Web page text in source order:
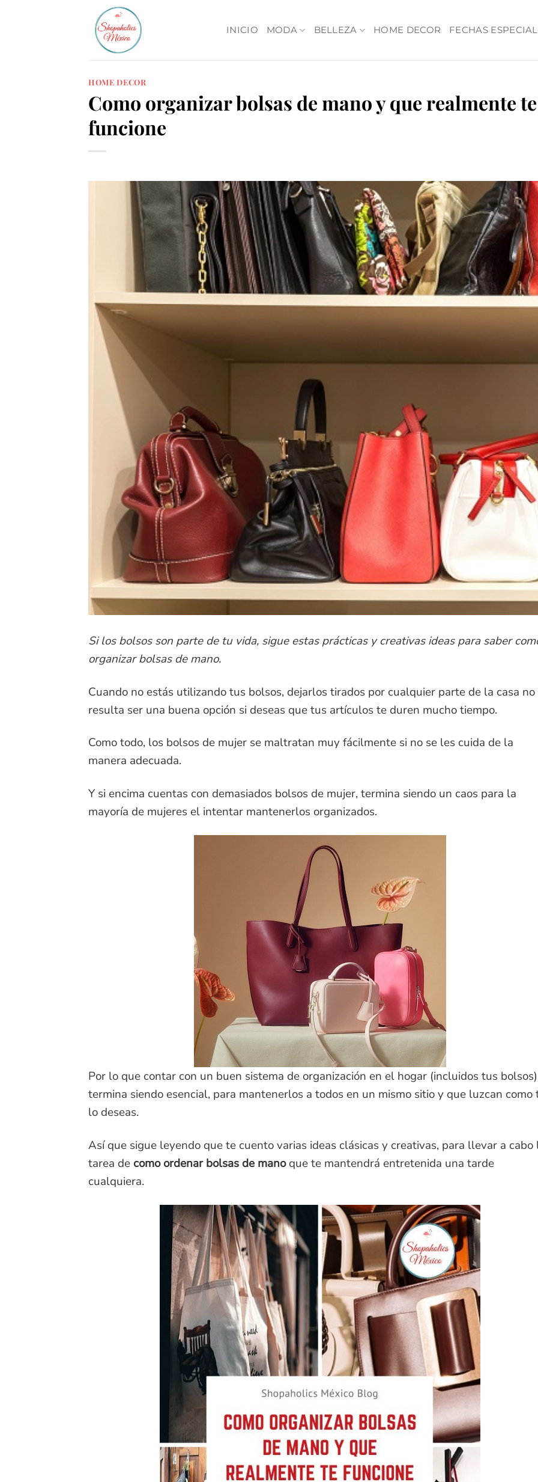
INICIO MODA BELLEZA HOME DECOR FECHAS
HOME DECOR
Como organizar bolsas de mano y que realmente te
funcione
Si los bolsos son parte de tu vida, sigue estas prácticas y creativas ideas para saber
organizar bolsas de mano.
Cuando no estás utilizando tus bolsos, dejarlos tirados por cualquier parte de la casa no
resulta ser una buena opción si deseas que tus artículos te duren mucho tiempo.
Como todo, los bolsos de mujer se maltratan muy fácilmente si no se les cuida de la
manera adecuada.
Y si encima cuentas con demasiados bolsos de mujer, termina siendo un caos para la
mayoría de mujeres el intentar mantenerlos organizados.
Por lo que contar con un buen sistema de organización en el hogar (incluidos tus bolsos)
termina siendo esencial, para mantenerlos a todos en un mismo sitio y que luzcan como
lo deseas.
Así que sigue leyendo que te cuento varias ideas clásicas y creativas, para llevar a cabo
tarea de como ordenar bolsas de manoque te mantendrá entretenida una tarde
cualquiera.